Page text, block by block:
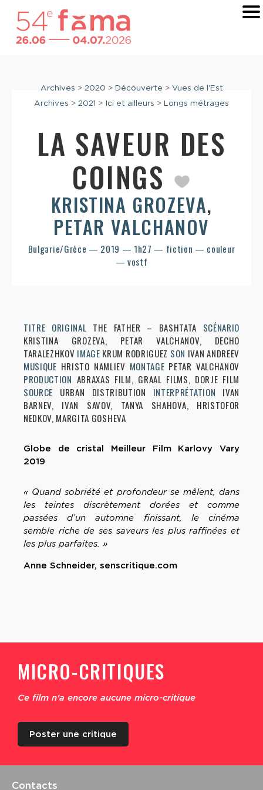
Archives > 2020 > Découverte > Vues de l'Est
Archives > 2021 > Ici et ailleurs > Longs métrages
LA SAVEUR DES
COINGS
KRISTINA GROZEVA,
PETAR VALCHANOV
Bulgarie/Grèce — 2019 — 1h27 — fiction — couleur
— vostf
TITRE ORIGINAL THE FATHER – BASHTATA SCÉNARIO
KRISTINA GROZEVA, PETAR VALCHANOV, DECHO
TARALEZHKOV IMAGE KRUM RODRIGUEZ SON IVAN ANDREEV
MUSIQUE HRISTO NAMLIEV MONTAGE PETAR VALCHANOV
PRODUCTION ABRAXAS FILM, GRAAL FILMS, DORJE FILM
SOURCE URBAN DISTRIBUTION INTERPRÉTATION IVAN
BARNEV, IVAN SAVOV, TANYA SHAHOVA, HRISTOFOR
NEDKOV, MARGITA GOSHEVA
Globe de cristal Meilleur Film Karlovy Vary
2019
« Quand sobriété et profondeur se mêlent, dans
les teintes discrètement dorées et comme
passées d’un automne finissant, le cinéma
semble riche de ses saveurs les plus raffinées et
les plus parfaites. »
Anne Schneider, senscritique.com
MICRO-CRITIQUES
Ce film n'a encore aucune micro-critique
Poster une critique
Contacts